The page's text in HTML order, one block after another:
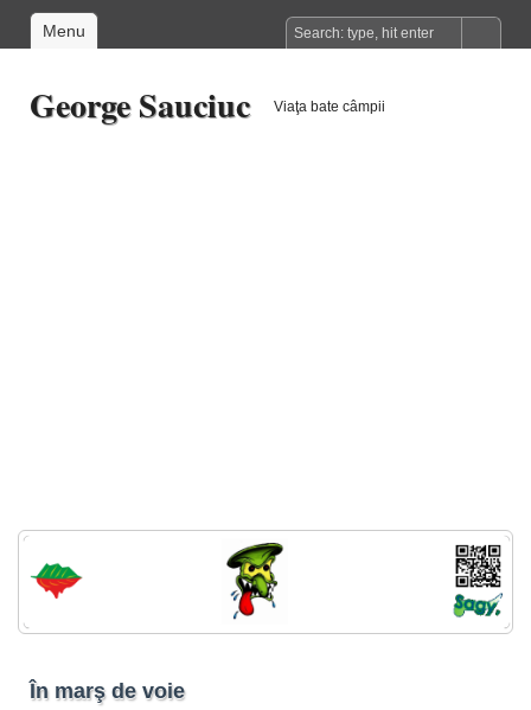
Menu
George Sauciuc Viaţa bate câmpii
În marş de voie